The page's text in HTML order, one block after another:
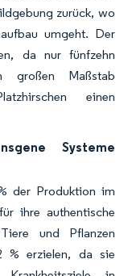
zurück, wo
umgeht. Der
da nur fünfzehn
großen Maßstab
einen
Systeme
der Produktion im
ihre authentische
und Pflanzen
% erzielen, da sie